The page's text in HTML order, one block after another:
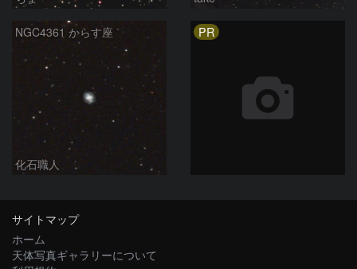
NGC4361 からす座
化石職人
PR
サイトマップ
ホーム
天体写真ギャラリーについて